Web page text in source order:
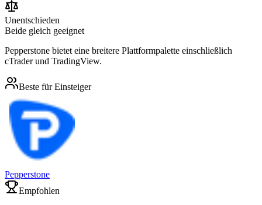
Unentschieden
Beide gleich geeignet
Pepperstone bietet eine breitere Plattformpalette einschließlich
cTrader und TradingView.
Beste für Einsteiger
Pepperstone
Empfohlen